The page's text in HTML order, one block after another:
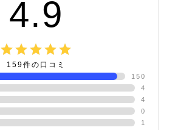
4.9
gradegradegradegradegrade
159件の口コミ
150
4
4
0
1